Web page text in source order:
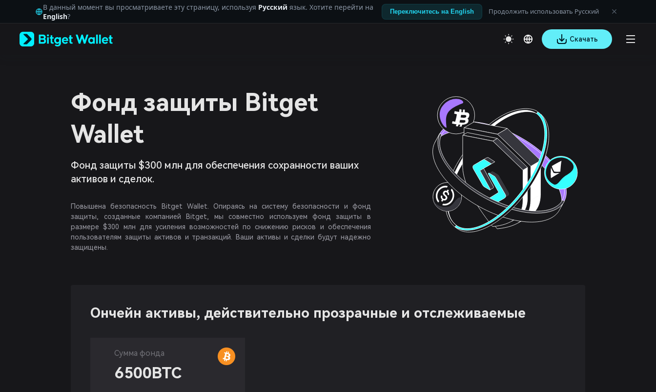
Tiếng Việt
Русский
Español (Latinoamérica)
В данный момент вы просматриваете эту страницу, используя Русский язык. Хотите перейти на
English? Переключитесь на English Продолжить использовать Русский
Скачать
Фонд защиты Bitget
Wallet
Фонд защиты $300 млн для обеспечения сохранности ваших
активов и сделок.
Повышена безопасность Bitget Wallet. Опираясь на систему безопасности и фонд
защиты, созданные компанией Bitget, мы совместно используем фонд защиты в
размере $300 млн для усиления возможностей по снижению рисков и обеспечения
пользователям защиты активов и транзакций. Ваши активы и сделки будут надежно
защищены.
Ончейн активы, действительно прозрачные и отслеживаемые
Сумма фонда
6500BTC